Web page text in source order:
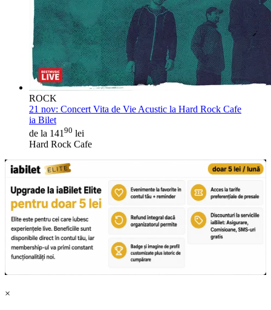
ROCK
21 nov: Concert Vita de Vie Acustic la Hard Rock Cafe
ia Bilet
de la 141 90 lei
Hard Rock Cafe
×